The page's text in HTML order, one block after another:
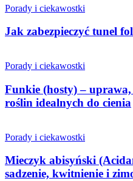
Porady i ciekawostki
Jak zabezpieczyć tunel
Porady i ciekawostki
Funkie (hosty) –
roślin idealnych do cienia
Porady i ciekawostki
Mieczyk abisyński
sadzenie, kwitnienie i